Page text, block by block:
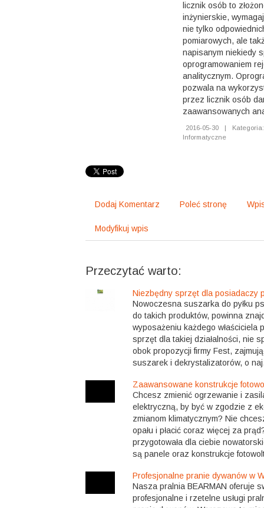
licznik osób to
inżynierskie,
nie tylko
pomiarowych, ale
napisanym niekiedy
oprogramowaniem
analitycznym.
pozwala na
przez licznik osób
zaawansowanych
2016-05-30 |
Informatyczne
Dodaj Komentarz Poleć stronę
Modyfikuj wpis
Przeczytać warto:
Niezbędny sprzęt dla posiadaczy
Nowoczesna suszarka do pyłku
do takich produktów, powinna
wyposażeniu każdego właściciela
sprzęt dla takiej działalności, nie
obok propozycji firmy Fest,
suszarek i dekrystalizatorów, o
Zaawansowane konstrukcje
Chcesz zmienić ogrzewanie i
elektryczną, by być w zgodzie z
zmianom klimatycznym? Nie
opału i płacić coraz więcej za
przygotowała dla ciebie
są panele oraz konstrukcje
Profesjonalne pranie dywanów w
Nasza pralnia BEARMAN oferuje
profesjonalne i rzetelne usługi